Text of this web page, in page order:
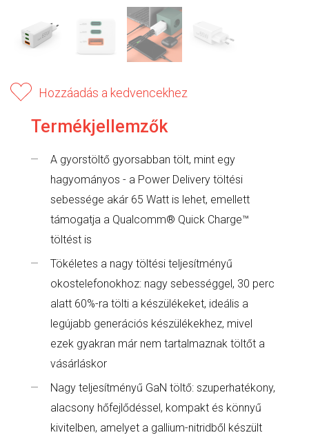
Hozzáadás a kedvencekhez
Termékjellemzők
A gyorstöltő gyorsabban tölt, mint egy
hagyományos - a Power Delivery töltési
sebessége akár 65 Watt is lehet, emellett
támogatja a Qualcomm® Quick Charge™
töltést is
Tökéletes a nagy töltési teljesítményű
okostelefonokhoz: nagy sebességgel, 30 perc
alatt 60%-ra tölti a készülékeket, ideális a
legújabb generációs készülékekhez, mivel
ezek gyakran már nem tartalmaznak töltőt a
vásárláskor
Nagy teljesítményű GaN töltő: szuperhatékony,
alacsony hőfejlődéssel, kompakt és könnyű
kivitelben, amelyet a gallium-nitridből készült